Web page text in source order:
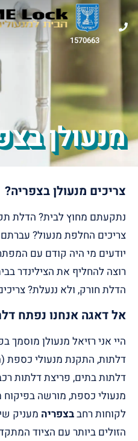
1570663
מנעולן
צריכים מנעולן בצפריה?
נתקעתם מחוץ לבית? הדלת
צריכים החלפת מנעול?
יודעים מי היה קודם עם
רוצה להחליף את הצילינדר
הדלת חורק, ולא ננעלת?
אל דאגה אנחנו נפתח
היי אני רזיאל מנעולן מוסמך
דלתות, התקנת מנעולי כספת
דלתות בתים, פריצת דלתות
מנעולי כספת, מורשה
לקוחות רחבבצפריה מעניק
הזולים ביותר עם הציוד